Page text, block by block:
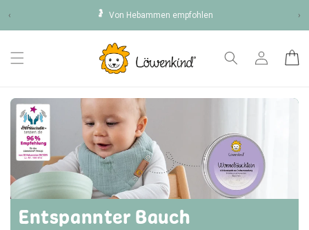
Inhalt
‹ 🤰 Von Hebammen empfohlen ›
Einloggen
Entspannter Bauch